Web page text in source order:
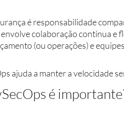
é responsabilidade
colaboração contínua e
(ou operações) e
ajuda a manter a velocidade
é